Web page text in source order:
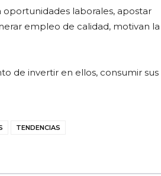
laborales, apostar
empleo de calidad, motivan la
de invertir en ellos, consumir sus
TENDENCIAS